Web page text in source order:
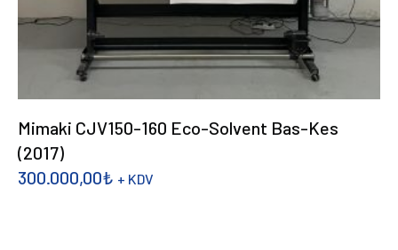
Mimaki CJV150-160 Eco-Solvent Bas-Kes
(2017)
300.000,00₺ + KDV